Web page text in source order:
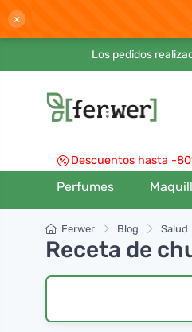
×
Los pedidos
Descuentos hasta -
Perfumes
Ferwer Blog Salud
Receta de